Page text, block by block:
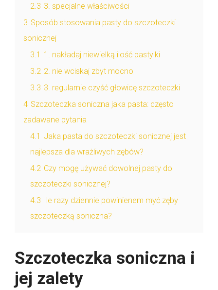
2.3 3. specjalne właściwości
3 Sposób stosowania pasty do szczoteczki
sonicznej
3.1 1. nakładaj niewielką ilość pastylki
3.2 2. nie wciskaj zbyt mocno
3.3 3. regularnie czyść głowicę szczoteczki
4 Szczoteczka soniczna jaka pasta: często
zadawane pytania
4.1 Jaka pasta do szczoteczki sonicznej jest
najlepsza dla wrażliwych zębów?
4.2 Czy mogę używać dowolnej pasty do
szczoteczki sonicznej?
4.3 Ile razy dziennie powinienem myć zęby
szczoteczką soniczna?
Szczoteczka soniczna i
jej zalety